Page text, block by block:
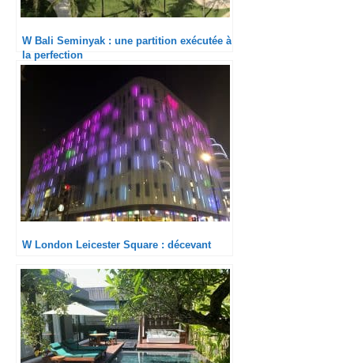
W Bali Seminyak : une partition exécutée à
la perfection
W London Leicester Square : décevant